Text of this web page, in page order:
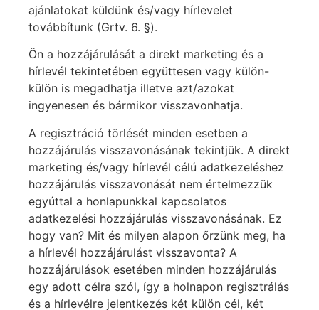
ajánlatokat küldünk és/vagy hírlevelet
továbbítunk (Grtv. 6. §).
Ön a hozzájárulását a direkt marketing és a
hírlevél tekintetében együttesen vagy külön-
külön is megadhatja illetve azt/azokat
ingyenesen és bármikor visszavonhatja.
A regisztráció törlését minden esetben a
hozzájárulás visszavonásának tekintjük. A direkt
marketing és/vagy hírlevél célú adatkezeléshez
hozzájárulás visszavonását nem értelmezzük
egyúttal a honlapunkkal kapcsolatos
adatkezelési hozzájárulás visszavonásának. Ez
hogy van? Mit és milyen alapon őrzünk meg, ha
a hírlevél hozzájárulást visszavonta? A
hozzájárulások esetében minden hozzájárulás
egy adott célra szól, így a holnapon regisztrálás
és a hírlevélre jelentkezés két külön cél, két